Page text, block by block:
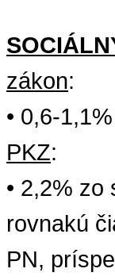
zákon:
• 0,6-1,1%
PKZ:
• 2,2% zo
rovnakú
PN,